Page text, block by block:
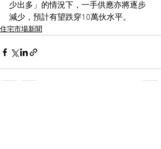
少出多」的情況下，一手供應亦將逐步
減少，預計有望跌穿10萬伙水平。
住宅市場新聞